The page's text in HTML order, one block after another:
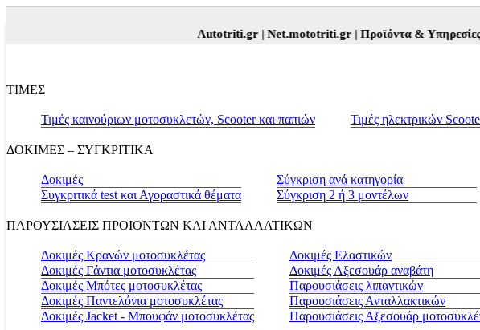
Autotriti.gr |Net.mototriti.gr |Προϊόντα & Υπηρεσίες |
ΤΙΜΕΣ
Τιμές καινούριων μοτοσυκλετών, Scooter και παπιών Τιμές ηλεκτρικών
ΔΟΚΙΜΕΣ – ΣΥΓΚΡΙΤΙΚΑ
Δοκιμές
Συγκριτικά test και Αγοραστικά θέματα
Σύγκριση ανά κατηγορία
Σύγκριση 2 ή 3 μοντέλων
ΠΑΡΟΥΣΙΑΣΕΙΣ ΠΡΟΙΟΝΤΩΝ ΚΑΙ ΑΝΤΑΛΛΑΤΙΚΩΝ
Δοκιμές Κρανών μοτοσυκλέτας
Δοκιμές Γάντια μοτοσυκλέτας
Δοκιμές Μπότες μοτοσυκλέτας
Δοκιμές Παντελόνια μοτοσυκλέτας
Δοκιμές Jacket - Μπουφάν μοτοσυκλέτας
Δοκιμές Ελαστικών
Δοκιμές Αξεσουάρ αναβάτη
Παρουσιάσεις λιπαντικών
Παρουσιάσεις Ανταλλακτικών
Παρουσιάσεις Αξεσουάρ